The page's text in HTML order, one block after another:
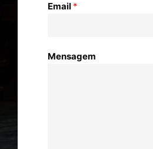
Email *
Mensagem